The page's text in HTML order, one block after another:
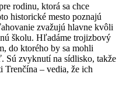
rodinu, ktorá sa chce
historické mesto poznajú
zvažujú hlavne kvôli
školu. Hľadáme trojizbový
do ktorého by sa mohli
Sú zvyknutí na sídlisko, takže
Trenčína – vedia, že ich